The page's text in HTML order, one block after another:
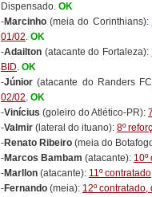
Dispensado. OK
-Marcinho (meia do Corinthians):
01/02. OK
-Adailton (atacante do Fortaleza):
BID. OK
-Júnior (atacante do Randers
02/02. OK
-Vinícius (goleiro do Atlético-PR):
-Valmir (lateral do ituano): 8º
-Renato Ribeiro (meia do
-Marcos Bambam (atacante):
-Marllon (atacante): 11º
-Fernando (meia): 12º